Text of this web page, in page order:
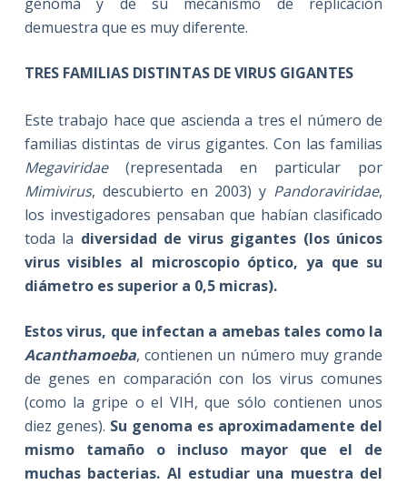
demuestra que es muy diferente.
TRES FAMILIAS DISTINTAS DE VIRUS GIGANTES
Este trabajo hace que ascienda a tres el número de
familias distintas de virus gigantes. Con las familias
Megaviridae(representada en particular por
Mimivirus, descubierto en 2003) y Pandoraviridae,
los investigadores pensaban que habían clasificado
toda la diversidad de virus gigantes (los únicos
virus visibles al microscopio óptico, ya que su
diámetro es superior a 0,5 micras).
Estos virus, que infectan a amebas tales como la
Acanthamoeba, contienen un número muy grande
de genes en comparación con los virus comunes
(como la gripe o el VIH, que sólo contienen unos
diez genes). Su genoma es aproximadamente del
mismo tamaño o incluso mayor que el de
muchas bacterias. Al estudiar una muestra del